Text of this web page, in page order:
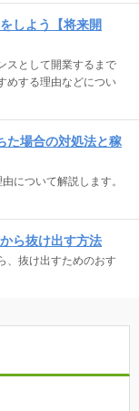
しよう【将来開
スとして開業するまで
めする理由などについ
た場合の対処法と稼
について解説します。
ら抜け出す方法
、抜け出すためのおす